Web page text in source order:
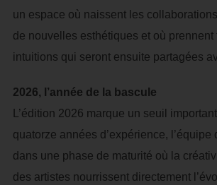
un espace où naissent les
de nouvelles esthétiques et où prennent
intuitions qui seront ensuite partagées
2026, l’année de la bascule
L’édition 2026 marque un seuil
quatorze années d’expérience, l’équipe
dans une phase de maturité où la
des artistes nourrissent directement